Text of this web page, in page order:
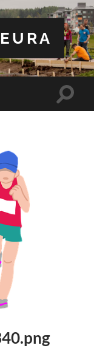
Toggle